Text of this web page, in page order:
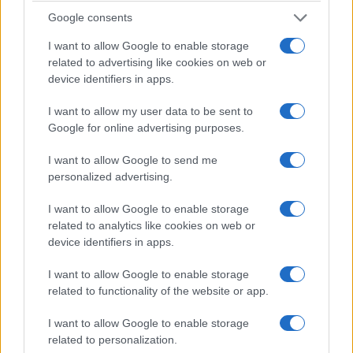
Google consents
I want to allow Google to enable storage
related to advertising like cookies on web or
device identifiers in apps.
I want to allow my user data to be sent to
Google for online advertising purposes.
I want to allow Google to send me
personalized advertising.
I want to allow Google to enable storage
related to analytics like cookies on web or
device identifiers in apps.
I want to allow Google to enable storage
related to functionality of the website or app.
I want to allow Google to enable storage
related to personalization.
2022-2025 compte tenu des principes fondamentaux
d’Olympus et des données de prix antérieures. du jeton
Olympus (OHM) est-il un bon investissement
Lorsque vous décidez si Olympus (OHM) est un bon
investissement pour vous, il est crucial de prendre en
le prix de l’OHM à la fois à court et à long terme, mais les
attentes doivent être raisonnables pour chacun. À long
des principes fondamentaux du projet Olympus et des
de sa feuille de route.